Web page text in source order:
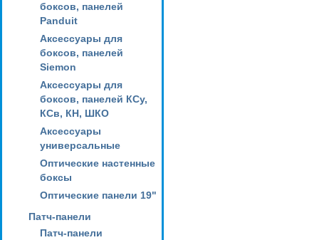
боксов, панелей
Panduit
Аксессуары для
боксов, панелей
Siemon
Аксессуары для
боксов, панелей КСу,
КСв, КН, ШКО
Аксессуары
универсальные
Оптические настенные
боксы
Оптические панели 19"
Патч-панели
Патч-панели